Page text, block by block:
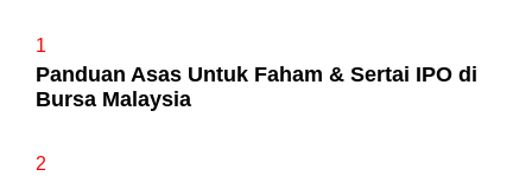
1
Panduan Asas Untuk Faham & Sertai IPO di
Bursa Malaysia
2